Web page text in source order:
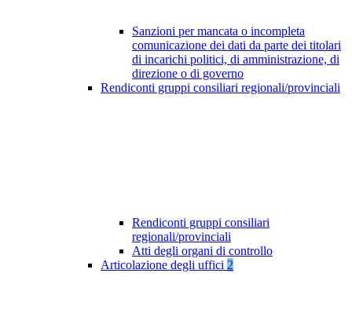
Sanzioni per mancata o incompleta
comunicazione dei dati da parte dei titolari
di incarichi politici, di amministrazione, di
direzione o di governo
Rendiconti gruppi consiliari regionali/provinciali
Rendiconti gruppi consiliari
regionali/provinciali
Atti degli organi di controllo
Articolazione degli uffici 2